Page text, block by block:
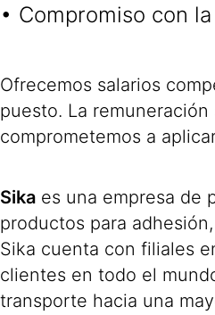
• Compromiso con
Ofrecemos salarios
puesto. La
comprometemos a
Sika es una empresa de
productos para
Sika cuenta con filiales
clientes en todo el
transporte hacia una